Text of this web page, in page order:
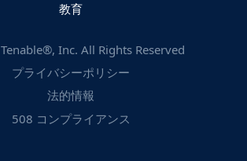
教育
Tenable®, Inc. All Rights Reserved
プライバシーポリシー
法的情報
508 コンプライアンス